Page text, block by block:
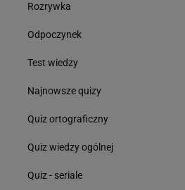
Rozrywka
Odpoczynek
Test wiedzy
Najnowsze quizy
Quiz ortograficzny
Quiz wiedzy ogólnej
Quiz - seriale